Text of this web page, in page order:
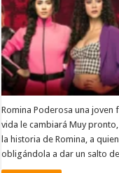
Romina Poderosa una joven
vida le cambiará Muy
la historia de Romina, a
obligándola a dar un salto